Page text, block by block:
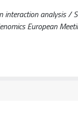
analysis /
European